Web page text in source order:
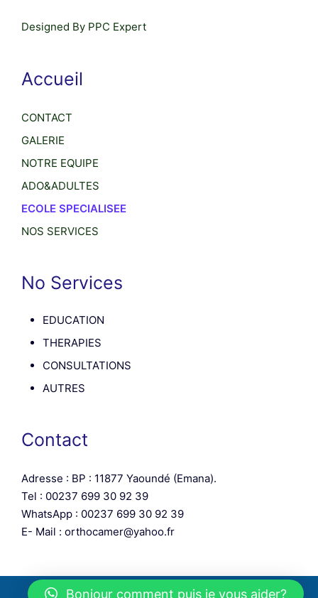
Designed By PPC Expert
Accueil
CONTACT
GALERIE
NOTRE EQUIPE
ADO&ADULTES
ECOLE SPECIALISEE
NOS SERVICES
No Services
EDUCATION
THERAPIES
CONSULTATIONS
AUTRES
Contact
Adresse : BP : 11877 Yaoundé (Emana).
Tel : 00237 699 30 92 39
WhatsApp : 00237 699 30 92 39
E- Mail : orthocamer@yahoo.fr
Bonjour comment puis je vous aider?